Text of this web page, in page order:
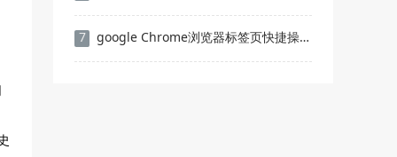
7 google Chrome浏览器标签页快捷操作是否便捷